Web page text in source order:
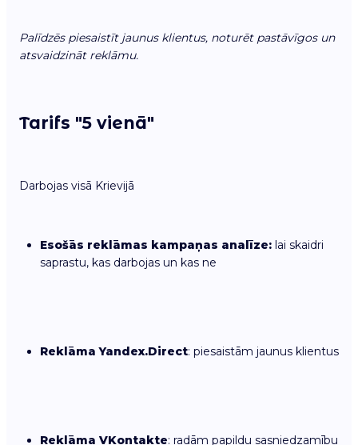
Palīdzēs piesaistīt jaunus klientus, noturēt pastāvīgos un
atsvaidzināt reklāmu.
Tarifs "5 vienā"
Darbojas visā Krievijā
Esošās reklāmas kampaņas analīze: lai skaidri
saprastu, kas darbojas un kas ne
Reklāma Yandex.Direct: piesaistām jaunus klientus
Reklāma VKontakte: radām papildu sasniedzamību